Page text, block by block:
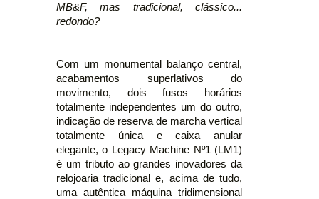
MB&F, mas tradicional, clássico...
redondo?
Com um monumental balanço central,
acabamentos superlativos do
movimento, dois fusos horários
totalmente independentes um do outro,
indicação de reserva de marcha vertical
totalmente única e caixa anular
elegante, o Legacy Machine Nº1 (LM1)
é um tributo ao grandes inovadores da
relojoaria tradicional e, acima de tudo,
uma autêntica máquina tridimensional